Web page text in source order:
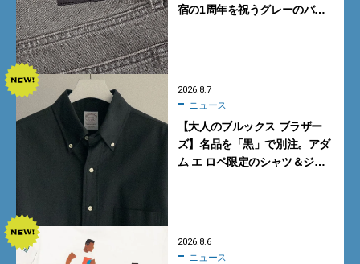
宿の1周年を祝うグレーのバ
2026.8.7
ニュース
【大人のブルックス ブラザー
ズ】名品を「黒」で別注。アダ
ム エ ロペ限定のシャツ＆ジャ
2026.8.6
ニュース